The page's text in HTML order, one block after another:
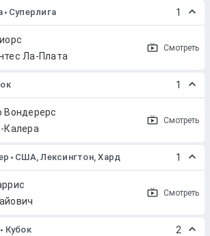
Суперлига 1
Ла-Плата
Смотреть
1
Вондерерс
Калера
Смотреть
США, Лексингтон, Хард 1
Смотреть
Кубок 2